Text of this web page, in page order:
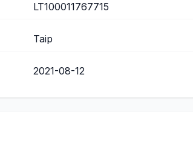
LT100011767715
Taip
2021-08-12